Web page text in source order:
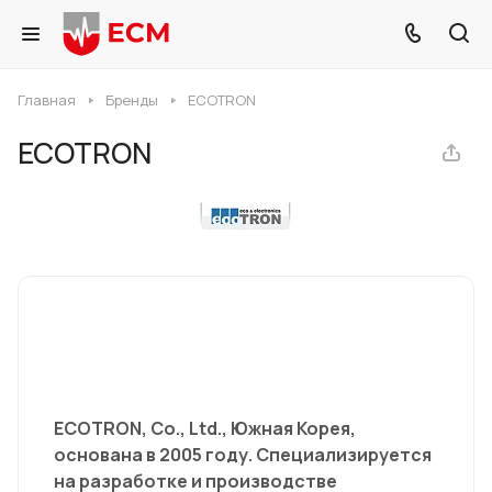
Главная Бренды ECOTRON
ECOTRON
ECOTRON, Co., Ltd., Южная Корея,
основана в 2005 году. Специализируется
на разработке и производстве